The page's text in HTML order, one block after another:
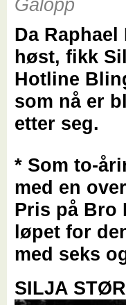
Galopp
Da
høst, fikk
Hotline
som nå er
etter seg.
* Som to-
med en
Pris på Bro
løpet for
med seks
SILJA